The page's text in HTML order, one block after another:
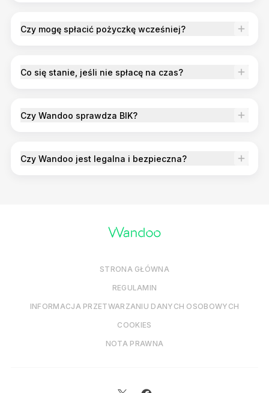
Czy mogę spłacić pożyczkę wcześniej?
Co się stanie, jeśli nie spłacę na czas?
Czy Wandoo sprawdza BIK?
Czy Wandoo jest legalna i bezpieczna?
STRONA GŁÓWNA
REGULAMIN
INFORMACJA PRZETWARZANIU DANYCH OSOBOWYCH
COOKIES
NOTA PRAWNA